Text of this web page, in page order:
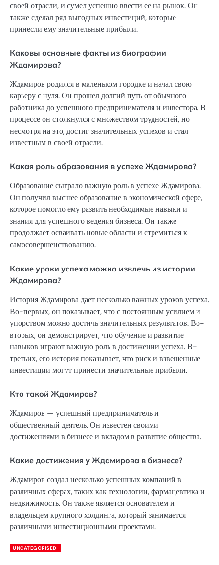
своей отрасли, и сумел успешно ввести ее на рынок. Он
также сделал ряд выгодных инвестиций, которые
принесли ему значительные прибыли.
Каковы основные факты из биографии
Ждамирова?
Ждамиров родился в маленьком городке и начал свою
карьеру с нуля. Он прошел долгий путь от обычного
работника до успешного предпринимателя и инвестора. В
процессе он столкнулся с множеством трудностей, но
несмотря на это, достиг значительных успехов и стал
известным в своей отрасли.
Какая роль образования в успехе Ждамирова?
Образование сыграло важную роль в успехе Ждамирова.
Он получил высшее образование в экономической сфере,
которое помогло ему развить необходимые навыки и
знания для успешного ведения бизнеса. Он также
продолжает осваивать новые области и стремиться к
самосовершенствованию.
Какие уроки успеха можно извлечь из истории
Ждамирова?
История Ждамирова дает несколько важных уроков успеха.
Во-первых, он показывает, что с постоянным усилием и
упорством можно достичь значительных результатов. Во-
вторых, он демонстрирует, что обучение и развитие
навыков играют важную роль в достижении успеха. В-
третьих, его история показывает, что риск и взвешенные
инвестиции могут принести значительные прибыли.
Кто такой Ждамиров?
Ждамиров — успешный предприниматель и
общественный деятель. Он известен своими
достижениями в бизнесе и вкладом в развитие общества.
Какие достижения у Ждамирова в бизнесе?
Ждамиров создал несколько успешных компаний в
различных сферах, таких как технологии, фармацевтика и
недвижимость. Он также является основателем и
владельцем крупного холдинга, который занимается
различными инвестиционными проектами.
UNCATEGORISED